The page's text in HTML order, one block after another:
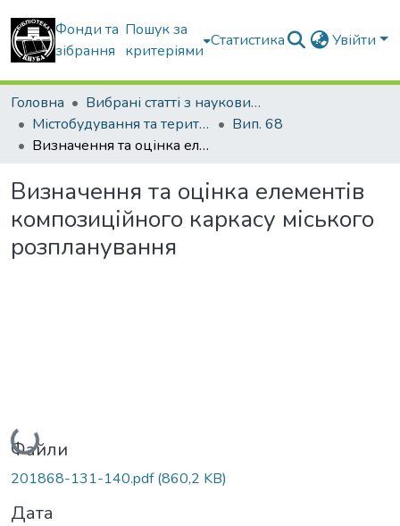
Фонди та
зібрання
Пошук за
критеріями
Статистика Увійти
Головна
Вибрані статті з наукових збірників КНУБА
Містобудування та територіальне планування
Вип. 68
Визначення та оцінка елементів композиційного каркасу міського розпланування
Визначення та оцінка елементів
композиційного каркасу міського
розпланування
Вантажиться...
Файли
201868-131-140.pdf(860,2 KB)
Дата